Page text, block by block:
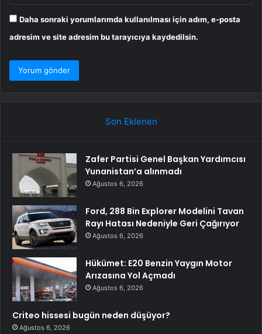
Daha sonraki yorumlarımda kullanılması için adım, e-posta
adresim ve site adresim bu tarayıcıya kaydedilsin.
Son Eklenen
Zafer Partisi Genel Başkan Yardımcısı
Yunanistan’a alınmadı
Ağustos 6, 2026
Ford, 288 Bin Explorer Modelini Tavan
Rayı Hatası Nedeniyle Geri Çağırıyor
Ağustos 6, 2026
Hükümet: E20 Benzin Yaygın Motor
Arızasına Yol Açmadı
Ağustos 6, 2026
Criteo hissesi bugün neden düşüyor?
Ağustos 6, 2026